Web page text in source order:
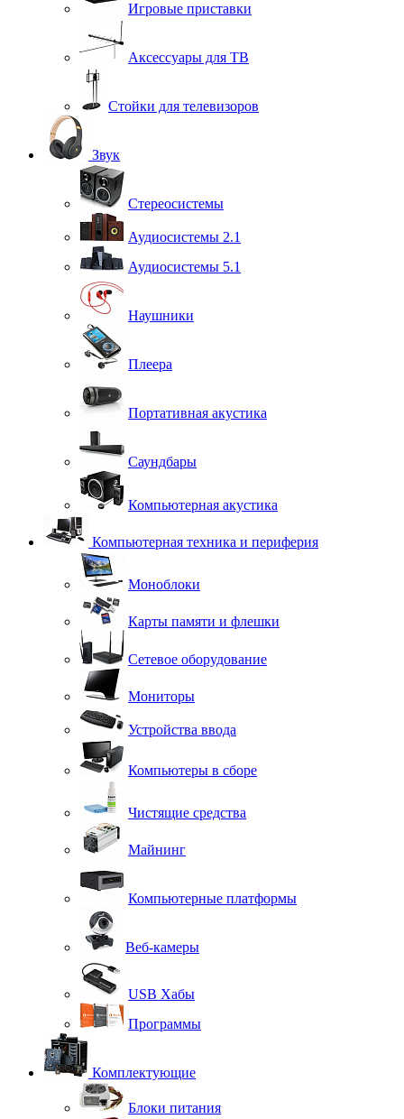
Игровые приставки
Аксессуары для ТВ
Стойки для телевизоров
Звук
Стереосистемы
Аудиосистемы 2.1
Аудиосистемы 5.1
Наушники
Плеера
Портативная акустика
Саундбары
Компьютерная акустика
Компьютерная техника и периферия
Моноблоки
Карты памяти и флешки
Сетевое оборудование
Мониторы
Устройства ввода
Компьютеры в сборе
Чистящие средства
Майнинг
Компьютерные платформы
Веб-камеры
USB Хабы
Программы
Комплектующие
Блоки питания